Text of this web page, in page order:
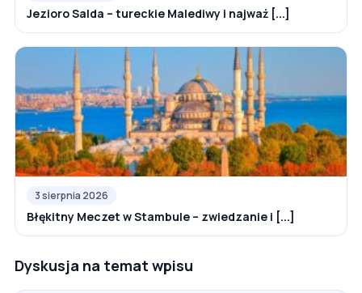
Jezioro Salda – tureckie Malediwy i najważ [...]
3 sierpnia 2026
Błękitny Meczet w Stambule – zwiedzanie i [...]
Dyskusja na temat wpisu